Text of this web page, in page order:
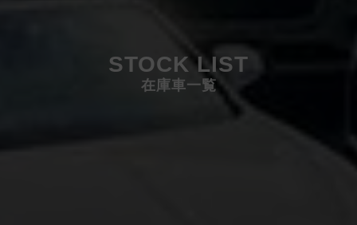
STOCK LIST
在庫車一覧